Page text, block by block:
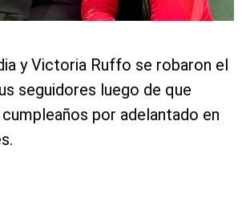
y Victoria Ruffo se robaron el
seguidores luego de que
por adelantado en